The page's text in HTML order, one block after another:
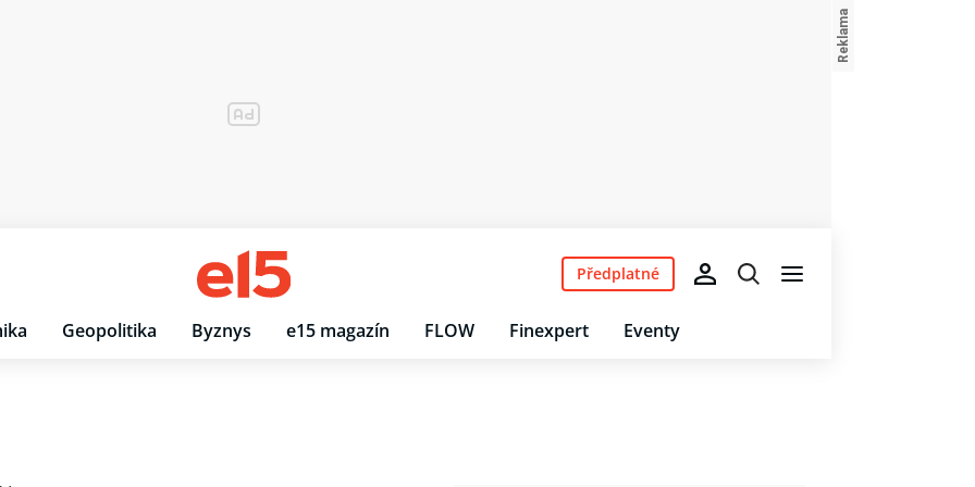
Geopolitika Byznys e15 magazín FLOW Finexpert Eventy
Předplatné